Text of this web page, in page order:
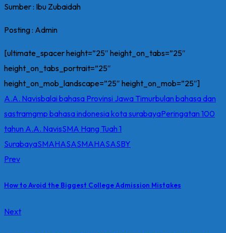
Sumber : Ibu Zubaidah
Posting : Admin
[ultimate_spacer height=”25″ height_on_tabs=”25″
height_on_tabs_portrait=”25″
height_on_mob_landscape=”25″ height_on_mob=”25″]
A.A. Navisbalai bahasa Provinsi Jawa Timurbulan bahasa dan
sastramgmp bahasa indonesia kota surabayaPeringatan 100
tahun A.A. NavisSMA Hang Tuah 1
SurabayaSMAHASASMAHASASBY
Prev
How to Avoid the Biggest College Admission Mistakes
Next